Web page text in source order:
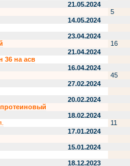
21.05.2024
5
14.05.2024
23.04.2024
16
21.04.2024
36 на асв
16.04.2024
45
27.02.2024
20.02.2024
18.02.2024
11
17.01.2024
15.01.2024
18.12.2023